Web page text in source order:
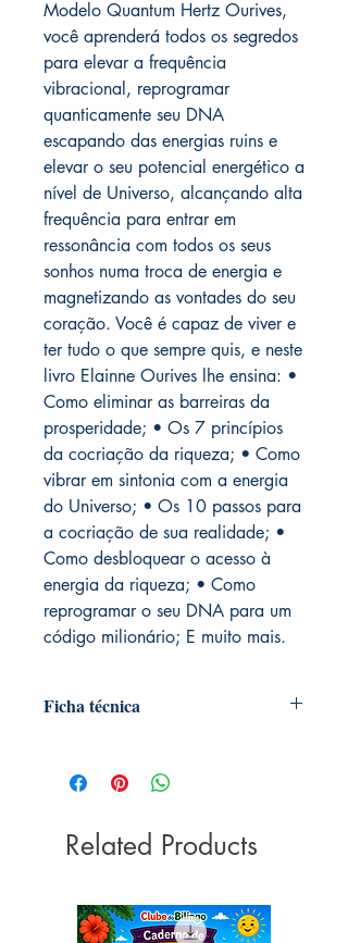
Modelo Quantum Hertz Ourives,
você aprenderá todos os segredos
para elevar a frequência
vibracional, reprogramar
quanticamente seu DNA
escapando das energias ruins e
elevar o seu potencial energético a
nível de Universo, alcançando alta
frequência para entrar em
ressonância com todos os seus
sonhos numa troca de energia e
magnetizando as vontades do seu
coração. Você é capaz de viver e
ter tudo o que sempre quis, e neste
livro Elainne Ourives lhe ensina: •
Como eliminar as barreiras da
prosperidade; • Os 7 princípios
da cocriação da riqueza; • Como
vibrar em sintonia com a energia
do Universo; • Os 10 passos para
a cocriação de sua realidade; •
Como desbloquear o acesso à
energia da riqueza; • Como
reprogramar o seu DNA para um
código milionário; E muito mais.
Ficha técnica
março 2019)
Idioma ‏ : ‎ Português
ISBN-10 ‏ : ‎ 8545202962
ISBN-13 ‏ : ‎ 978-8545202967
Related Products